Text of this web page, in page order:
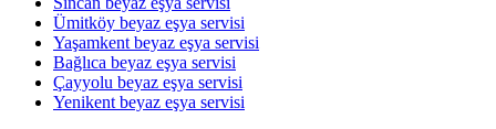
Ümitköy beyaz eşya servisi
Yaşamkent beyaz eşya servisi
Bağlıca beyaz eşya servisi
Çayyolu beyaz eşya servisi
Yenikent beyaz eşya servisi